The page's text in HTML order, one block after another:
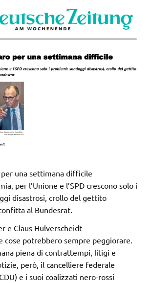
una settimana difficile
per l’Unione e l’SPD crescono solo i
disastrosi, crollo del gettito
al Bundesrat.
e Claus Hulverscheidt
cose potrebbero sempre peggiorare.
piena di contrattempi, litigi e
però, il cancelliere federale
e i suoi coalizzati nero-rossi